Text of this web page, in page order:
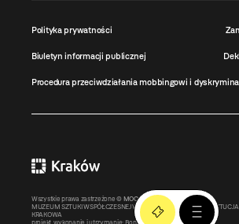
Polityka prywatności
Biuletyn informacji publicznej
Procedura przeciwdziałania mobbingowi i
Wszystkie prawa zastrzeżone © MOCAK2011-2026
MUZEUM SZTUKI WSPÓŁCZESNEJ W KRAKOWIE MOCAK –
KRAKOWA